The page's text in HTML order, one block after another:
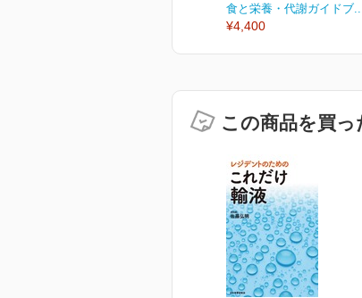
食と栄養・代謝ガイドブ
¥4,400
この商品を買っ